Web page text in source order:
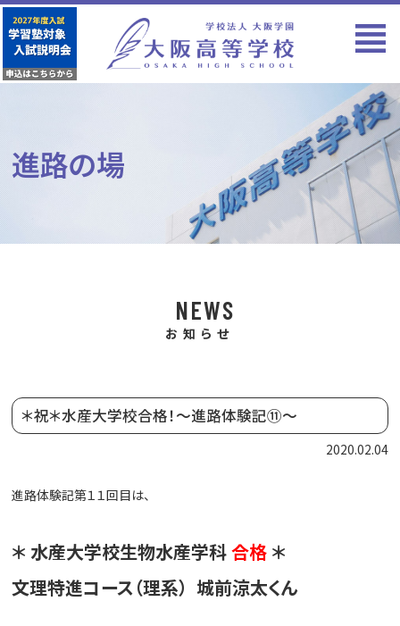
進路の場
NEWS
お知らせ
＊祝＊水産大学校合格！～進路体験記⑪～
2020.02.04
進路体験記第１１回目は、
＊ 水産大学校生物水産学科合格 ＊
文理特進コース（理系） 城前涼太くん